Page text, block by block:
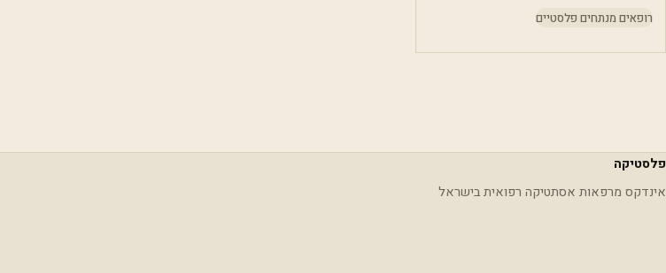
רופאים מנתחים פלסטיים
פלסטיקה
אינדקס מרפאות אסתטיקה רפואית בישראל